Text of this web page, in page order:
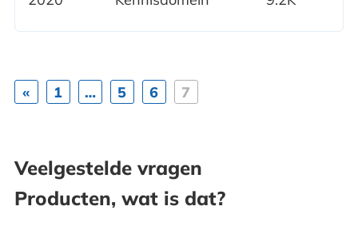
« 1 … 5 6 7
Veelgestelde vragen
Producten, wat is dat?